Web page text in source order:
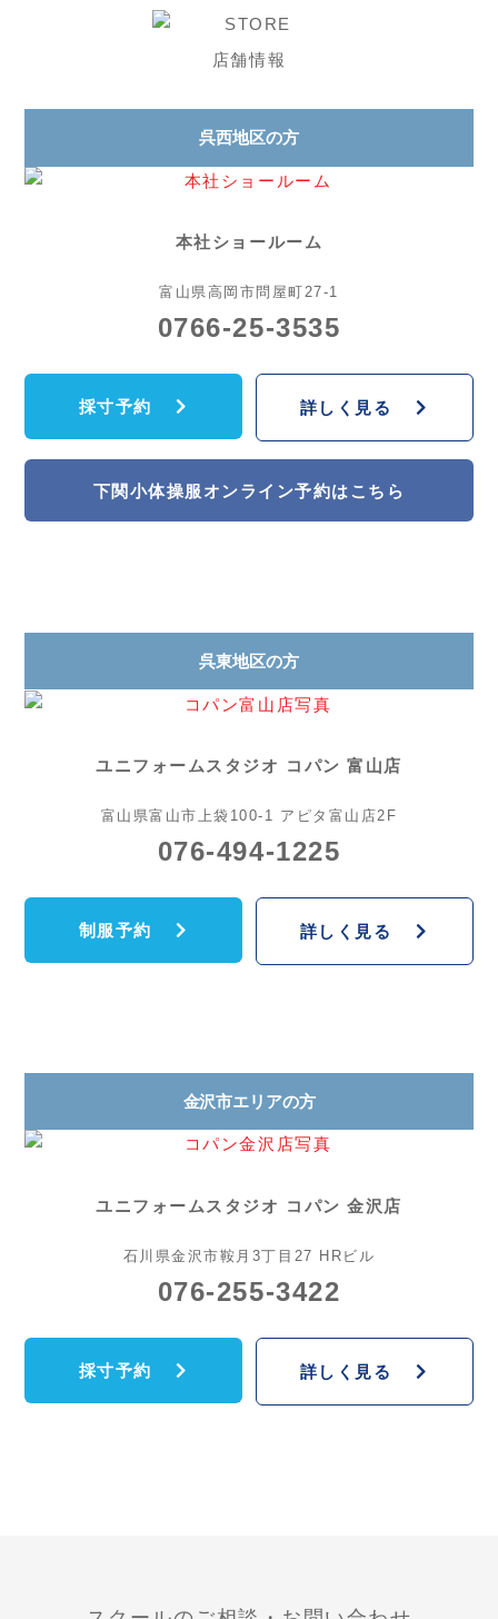
店舗情報
呉西地区の方
本社ショールーム
富山県高岡市問屋町27-1
0766-25-3535
採寸予約 詳しく見る
下関小体操服オンライン予約はこちら
呉東地区の方
ユニフォームスタジオ コパン 富山店
富山県富山市上袋100-1 アピタ富山店2F
076-494-1225
制服予約 詳しく見る
金沢市エリアの方
ユニフォームスタジオ コパン 金沢店
石川県金沢市鞍月3丁目27 HRビル
076-255-3422
採寸予約 詳しく見る